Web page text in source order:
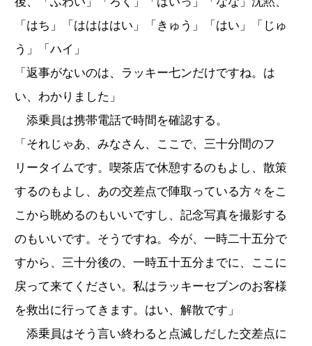
「はち」「ははははい」「きゅう」「はい」「じゅ
う」「ハイ」
「返事がないのは、ラッキー七ンだけですね。は
い、わかりました」
添乗員は携帯電話で時間を確認する。
「それじゃあ、みなさん、ここで、三十分間のフ
リータイムです。喫茶店で休憩するのもよし、散策
するのもよし、あの交差点で陣取っている方々をこ
こから眺めるのもいいですし、記念写真を撮影する
のもいいです。そうですね。今が、一時二十五分で
すから、三十分後の、一時五十五分までに、ここに
戻って来てください。私はラッキーセブンのお客様
を救出に行ってきます。はい、解散です」
添乗員はそう言い終わると点滅しだした交差点に